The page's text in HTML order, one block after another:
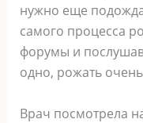
нужно еще
самого процесса
форумы и
одно, рожать
Врач посмотрела